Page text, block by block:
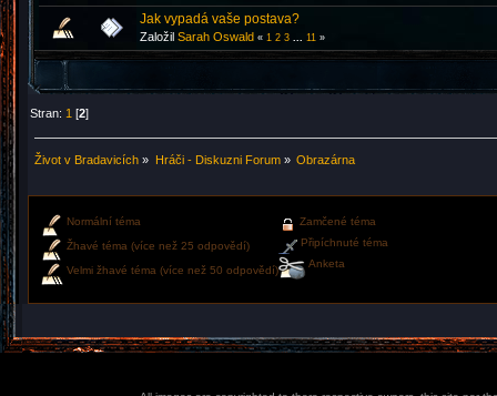
Jak vypadá vaše postava?
Založil Sarah Oswald « 1 2 3 11 »
Stran: 1 [2]
Život v Bradavicích » Hráči - Diskuzni Forum» Obrazárna
Normální téma
Žhavé téma (více než 25 odpovědí)
Velmi žhavé téma (více než 50 odpovědí)
Zamčené téma
Připíchnuté téma
Anketa